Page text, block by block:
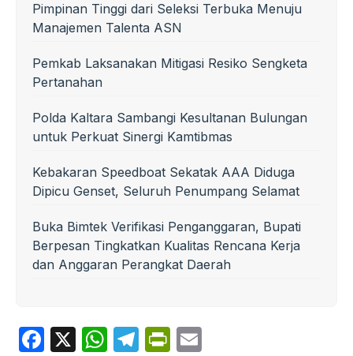
Pimpinan Tinggi dari Seleksi Terbuka Menuju
Manajemen Talenta ASN
Pemkab Laksanakan Mitigasi Resiko Sengketa
Pertanahan
Polda Kaltara Sambangi Kesultanan Bulungan
untuk Perkuat Sinergi Kamtibmas
Kebakaran Speedboat Sekatak AAA Diduga
Dipicu Genset, Seluruh Penumpang Selamat
Buka Bimtek Verifikasi Penganggaran, Bupati
Berpesan Tingkatkan Kualitas Rencana Kerja
dan Anggaran Perangkat Daerah
F
X
W T
P